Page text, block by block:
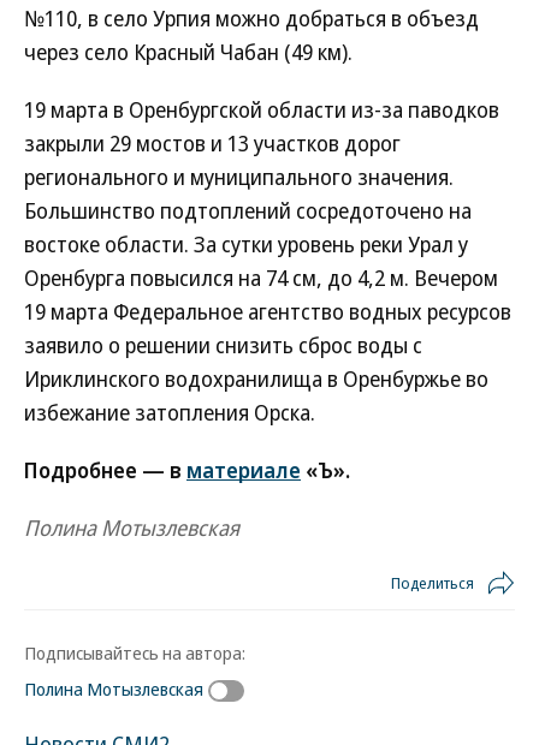
№110, в село Урпия можно добраться в объезд
через село Красный Чабан (49 км).
19 марта в Оренбургской области из-за паводков
закрыли 29 мостов и 13 участков дорог
регионального и муниципального значения.
Большинство подтоплений сосредоточено на
востоке области. За сутки уровень реки Урал у
Оренбурга повысился на 74 см, до 4,2 м. Вечером
19 марта Федеральное агентство водных ресурсов
заявило о решении снизить сброс воды с
Ириклинского водохранилища в Оренбуржье во
избежание затопления Орска.
Подробнее — в материале «Ъ».
Полина Мотызлевская
Поделиться
Подписывайтесь на автора:
Полина Мотызлевская